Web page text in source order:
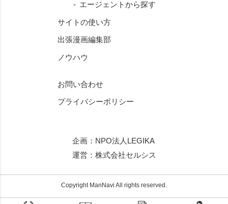
エージェントから探す
サイトの使い方
出張漫画編集部
ノウハウ
お問い合わせ
プライバシーポリシー
企画： NPO法人LEGIKA
運営： 株式会社セルシス
Copyright ManNavi All rights reserved.